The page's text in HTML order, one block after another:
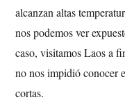
alcanzan altas
nos podemos ver
caso, visitamos Laos a
no nos impidió conocer
cortas.